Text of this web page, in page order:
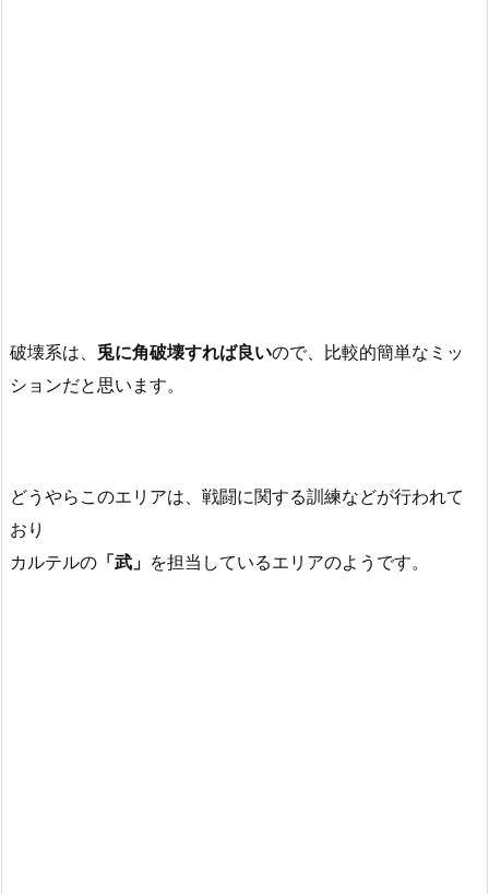
破壊系は、 兎に角破壊すれば良いので、比較的簡単なミッ
ションだと思います。
どうやらこのエリアは、戦闘に関する訓練などが行われて
おり
カルテルの 「武」 を担当しているエリアのようです。